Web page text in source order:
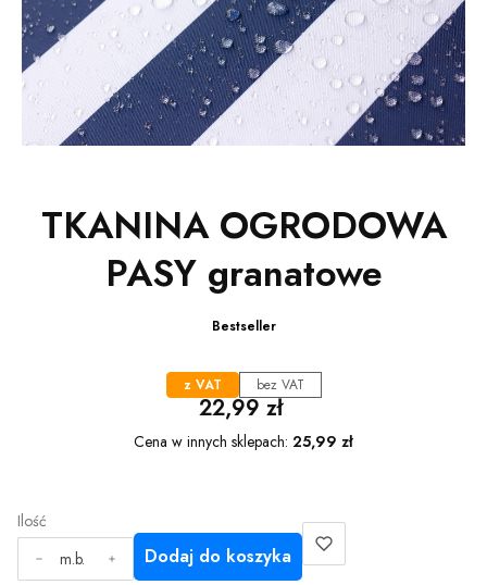
TKANINA OGRODOWA
PASY granatowe
Bestseller
z VAT bez VAT
Cena
22,99 zł
Cena w innych sklepach: 25,99 zł
Ilość
m.b.
Dodaj do koszyka